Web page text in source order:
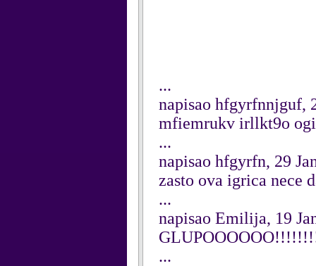
...
napisao hfgyrfnnjguf,
mfiemrukv irllkt9o
...
napisao hfgyrfn, 29
zasto ova igrica nece
...
napisao Emilija, 19
...